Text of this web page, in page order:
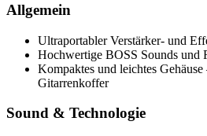
Allgemein
Ultraportabler Verstärker- und
Hochwertige BOSS Sounds und
Kompaktes und leichtes
Gitarrenkoffer
Sound & Technologie